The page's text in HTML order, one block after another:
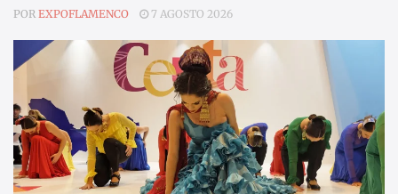
POR EXPOFLAMENCO 7 AGOSTO 2026